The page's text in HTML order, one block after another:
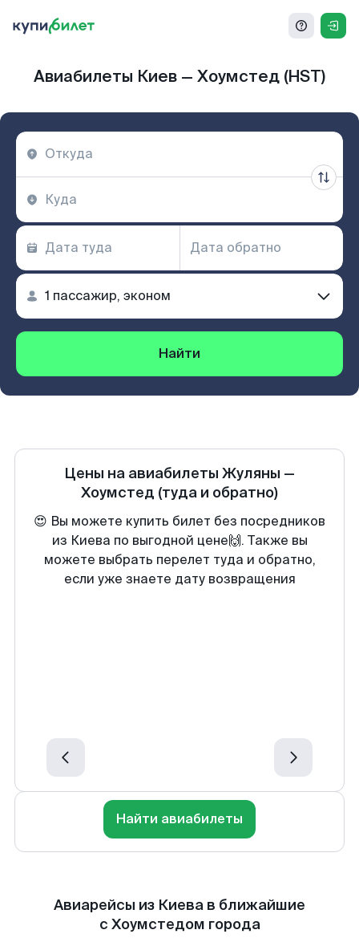
Авиабилеты Киев — Хоумстед (HST)
Найти
Цены на авиабилеты Жуляны —
Хоумстед (туда и обратно)
😍 Вы можете купить билет без посредников
из Киева по выгодной цене🙌. Также вы
можете выбрать перелет туда и обратно,
если уже знаете дату возвращения
Найти авиабилеты
Авиарейсы из Киева в ближайшие
с Хоумстедом города